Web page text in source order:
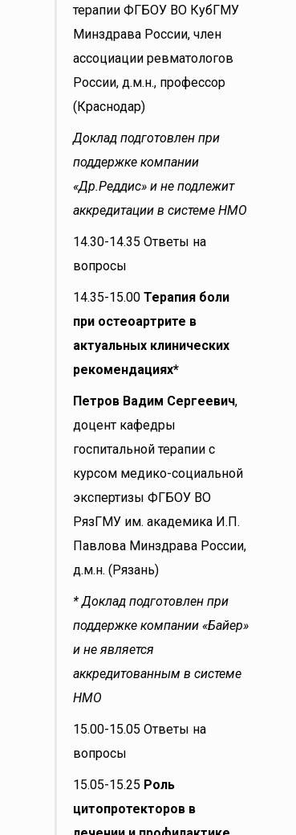
терапии ФГБОУ ВО КубГМУ
Минздрава России, член
ассоциации ревматологов
России, д.м.н., профессор
(Краснодар)
Доклад подготовлен при
поддержке компании
«Др.Реддис» и не подлежит
аккредитации в системе НМО
14.30-14.35 Ответы на
вопросы
14.35-15.00 Терапия боли
при остеоартрите в
актуальных клинических
рекомендациях*
Петров Вадим Сергеевич,
доцент кафедры
госпитальной терапии с
курсом медико-социальной
экспертизы ФГБОУ ВО
РязГМУ им. академика И.П.
Павлова Минздрава России,
д.м.н. (Рязань)
* Доклад подготовлен при
поддержке компании «Байер»
и не является
аккредитованным в системе
НМО
15.00-15.05 Ответы на
вопросы
15.05-15.25 Роль
цитопротекторов в